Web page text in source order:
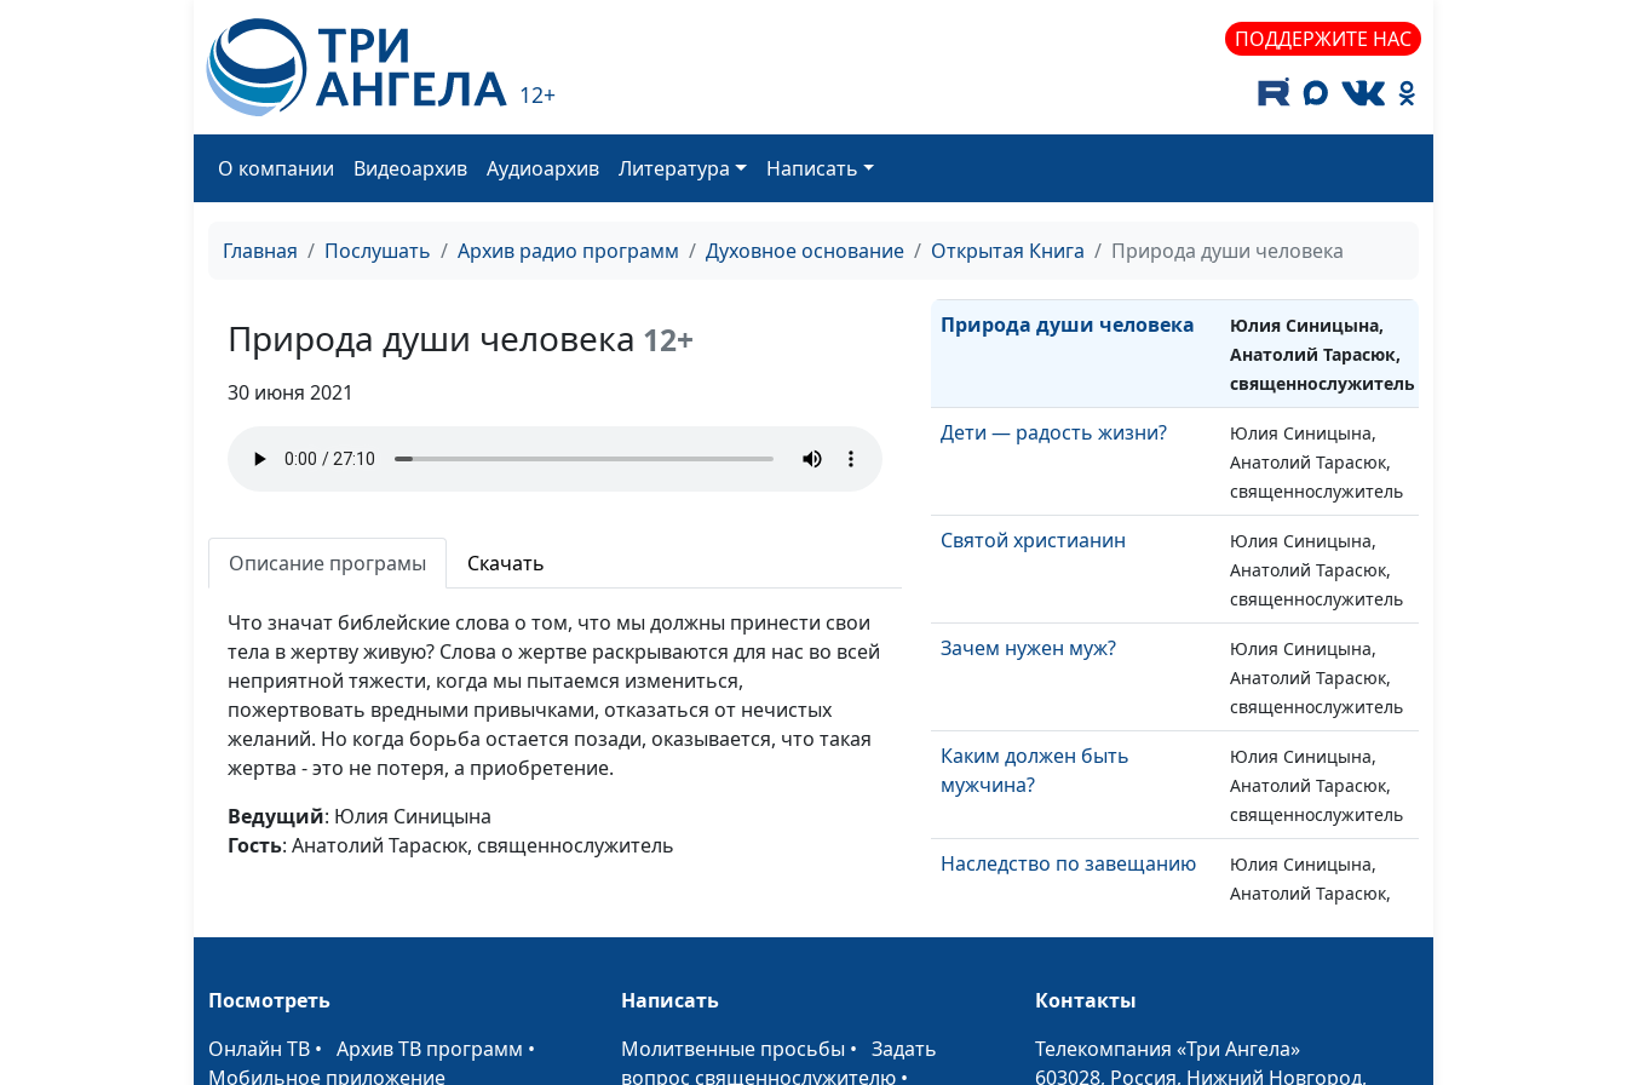
12+
ПОДДЕРЖИТЕ НАС
О компании Видеоархив Аудиоархив Литература Написать
Главная Послушать Архив радио программ Духовное основание Открытая Книга Природа души человека
Природа души человека 12+
30 июня 2021
Описание програмы Скачать
Что значат библейские слова о том, что мы должны принести свои
тела в жертву живую? Слова о жертве раскрываются для нас во всей
неприятной тяжести, когда мы пытаемся измениться,
пожертвовать вредными привычками, отказаться от нечистых
желаний. Но когда борьба остается позади, оказывается, что такая
жертва - это не потеря, а приобретение.
Ведущий: Юлия Синицына
Гость: Анатолий Тарасюк, священнослужитель
Анатолий Тарасюк,
священнослужитель
Юлия Синицына,
Анатолий Тарасюк,
Анатолий Тарасюк,
Природа души человека
Юлия Синицына,
Анатолий Тарасюк,
священнослужитель
Дети — радость жизни?
Юлия Синицына,
Анатолий Тарасюк,
священнослужитель
Святой христианин
Юлия Синицына,
Анатолий Тарасюк,
священнослужитель
Зачем нужен муж?
Юлия Синицына,
Анатолий Тарасюк,
священнослужитель
Каким должен быть
мужчина?
Юлия Синицына,
Анатолий Тарасюк,
священнослужитель
Наследство по завещанию
Юлия Синицына,
Анатолий Тарасюк,
Таинство причастия Юлия Синицына,
Посмотреть
Онлайн ТВ • Архив ТВ программ •
Мобильное приложение
Написать
Молитвенные просьбы •Задать
вопрос священнослужителю •
Контакты
Телекомпания «Три Ангела»
603028, Россия, Нижний Новгород,